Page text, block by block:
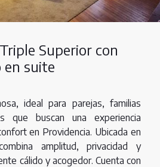
Superior con
en suite
ideal para parejas, familias
que buscan una experiencia
en Providencia. Ubicada en
amplitud, privacidad y
cálido y acogedor. Cuenta con